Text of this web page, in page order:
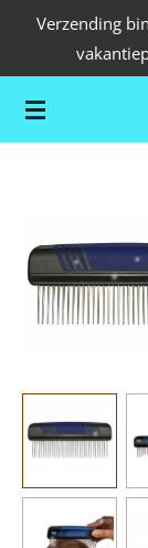
de
hoofdinhoud
Verzending